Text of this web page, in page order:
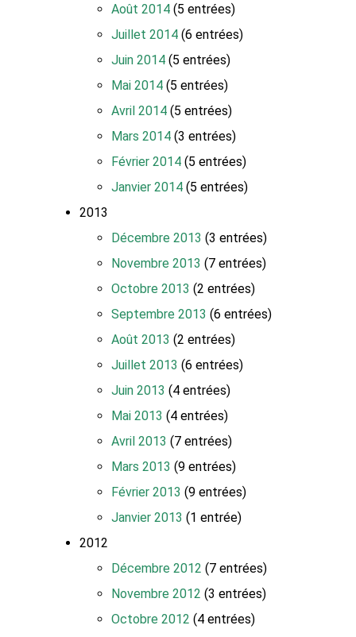
Août 2014 (5 entrées)
Juillet 2014 (6 entrées)
Juin 2014 (5 entrées)
Mai 2014 (5 entrées)
Avril 2014 (5 entrées)
Mars 2014 (3 entrées)
Février 2014 (5 entrées)
Janvier 2014 (5 entrées)
2013
Décembre 2013 (3 entrées)
Novembre 2013 (7 entrées)
Octobre 2013 (2 entrées)
Septembre 2013 (6 entrées)
Août 2013 (2 entrées)
Juillet 2013 (6 entrées)
Juin 2013 (4 entrées)
Mai 2013 (4 entrées)
Avril 2013 (7 entrées)
Mars 2013 (9 entrées)
Février 2013 (9 entrées)
Janvier 2013 (1 entrée)
2012
Décembre 2012 (7 entrées)
Novembre 2012 (3 entrées)
Octobre 2012 (4 entrées)